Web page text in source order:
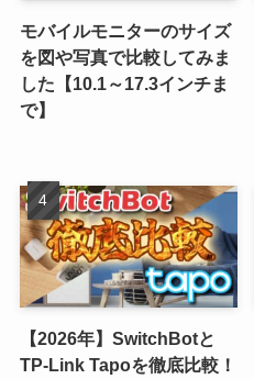
モバイルモニターのサイズ
を図や写真で比較してみま
した【10.1～17.3インチま
で】
【2026年】SwitchBotと
TP-Link Tapoを徹底比較！